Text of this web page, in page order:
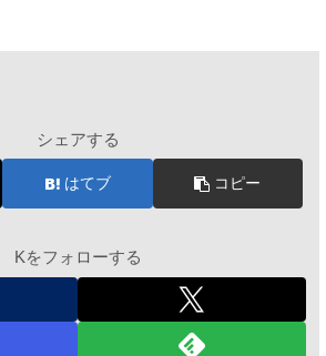
シェアする
はてブ コピー
Kをフォローする